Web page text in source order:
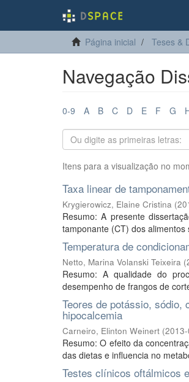
Página inicial Teses &
Navegação
0-9 A B C D E F G
Itens para a visualização no
Taxa linear de
Krygierowicz, Elaine Cristina (
Resumo: A presente
tamponante (CT) dos
Temperatura de
Netto, Marina Volanski Teixeira (
Resumo: A qualidade do
desempenho de frangos de
Teores de potássio, sódio,
hipocalcemia
Carneiro, Elinton Weinert (
Resumo: O efeito da
das dietas e influencia no
Testes clínicos oftálmicos